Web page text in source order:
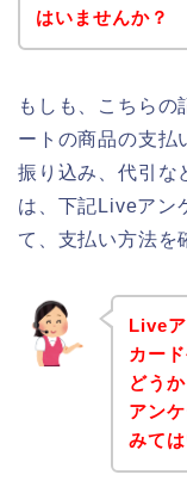
はいませんか？
もしも、こちら
ートの商品の支払
振り込み、代引な
は、下記Liveアン
て、支払い方法を
Live
カー
どう
アン
みて